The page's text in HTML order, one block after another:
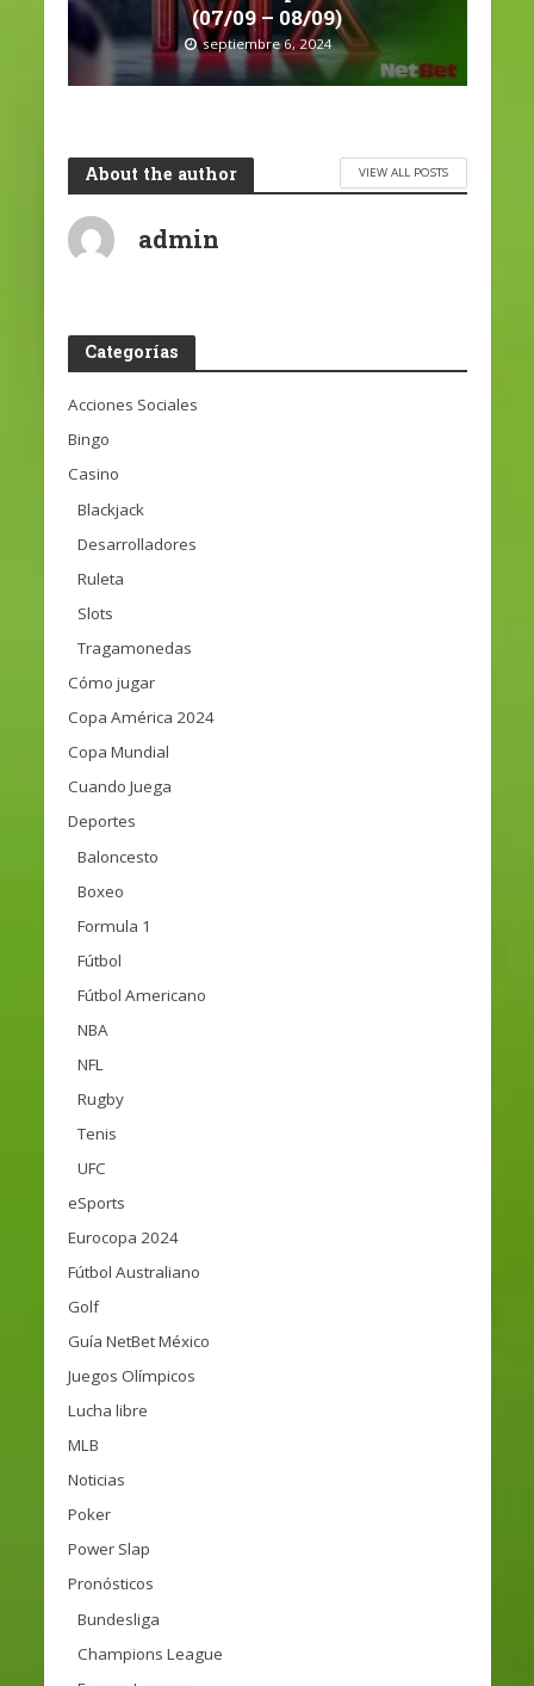
(07/09 – 08/09)
septiembre 6, 2024
About the author VIEW ALL POSTS
admin
Categorías
Acciones Sociales
Bingo
Casino
Blackjack
Desarrolladores
Ruleta
Slots
Tragamonedas
Cómo jugar
Copa América 2024
Copa Mundial
Cuando Juega
Deportes
Baloncesto
Boxeo
Formula 1
Fútbol
Fútbol Americano
NBA
NFL
Rugby
Tenis
UFC
eSports
Eurocopa 2024
Fútbol Australiano
Golf
Guía NetBet México
Juegos Olímpicos
Lucha libre
MLB
Noticias
Poker
Power Slap
Pronósticos
Bundesliga
Champions League